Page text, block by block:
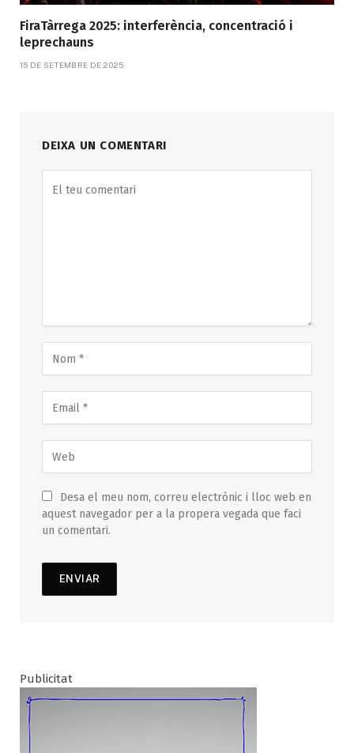
FiraTàrrega 2025: interferència, concentració i
leprechauns
15 DE SETEMBRE DE 2025
DEIXA UN COMENTARI
Desa el meu nom, correu electrònic i lloc web en
aquest navegador per a la propera vegada que faci
un comentari.
Publicitat